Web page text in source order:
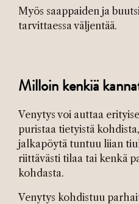
Myös saappaiden ja
tarvittaessa väljentää.
Milloin kenkiä
Venytys voi auttaa
puristaa tietyistä
jalkapöytä tuntuu liian
riittävästi tilaa tai kenkä
kohdasta.
Venytys kohdistuu